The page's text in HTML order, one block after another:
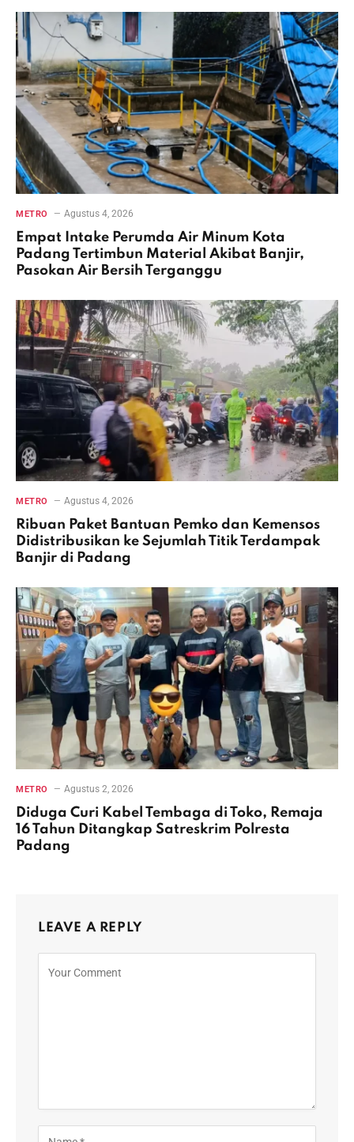
METRO Agustus 4, 2026
Empat Intake Perumda Air Minum Kota
Padang Tertimbun Material Akibat Banjir,
Pasokan Air Bersih Terganggu
METRO Agustus 4, 2026
Ribuan Paket Bantuan Pemko dan Kemensos
Didistribusikan ke Sejumlah Titik Terdampak
Banjir di Padang
METRO Agustus 2, 2026
Diduga Curi Kabel Tembaga di Toko, Remaja
16 Tahun Ditangkap Satreskrim Polresta
Padang
LEAVE A REPLY